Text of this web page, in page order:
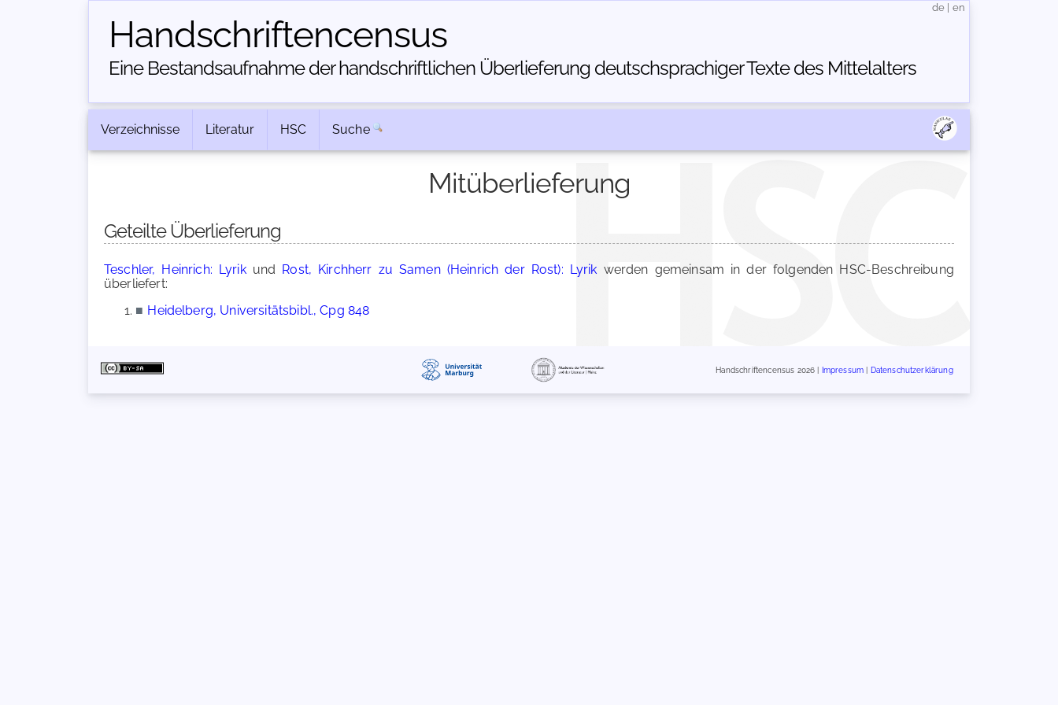
Handschriften­census
Eine Bestandsaufnahme der handschriftlichen Über­lieferung deutschsprachiger Texte des Mittelalters
de en
Verzeichnisse Literatur HSC Suche
Mitüberlieferung
Geteilte Überlieferung
Teschler, Heinrich: Lyrikund Rost, Kirchherr zu Samen (Heinrich der Rost): Lyrik werden gemeinsam in der folgenden HSC-Beschreibung
überliefert:
■ Heidelberg, Universitätsbibl., Cpg 848
Handschriftencensus 2026 | Impressum Datenschutzerklärung